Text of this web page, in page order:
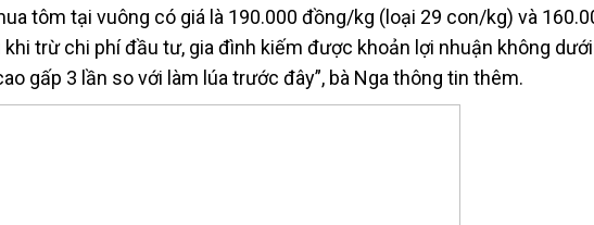
tôm tại vuông có giá là 190.000 đồng/kg (loại 29 con/kg) và
trừ chi phí đầu tư, gia đình kiếm được khoản lợi nhuận không
gấp 3 lần so với làm lúa trước đây”, bà Nga thông tin thêm.